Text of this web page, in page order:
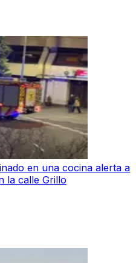
en una cocina alerta a
la calle Grillo